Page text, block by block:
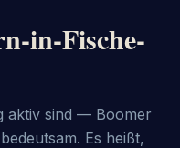
in-Fische-
aktiv sind — Boomer
Es heißt,